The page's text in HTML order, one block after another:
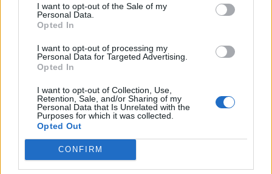
I want to opt-out of the Sale of my
Personal Data.
Opted In
I want to opt-out of processing my
Personal Data for Targeted Advertising.
Opted In
I want to opt-out of Collection, Use,
Retention, Sale, and/or Sharing of my
Personal Data that Is Unrelated with the
Purposes for which it was collected.
Opted Out
CONFIRM
#HONT ANDRÁS
#CEGLÉDI ZOLTÁN
#SCHIFFER ANDRÁS
#BALOGH GÁBOR
#NEFELEJCS GERGŐ
#SZARKA KÁROLY
#MAKAI MÁTÉ